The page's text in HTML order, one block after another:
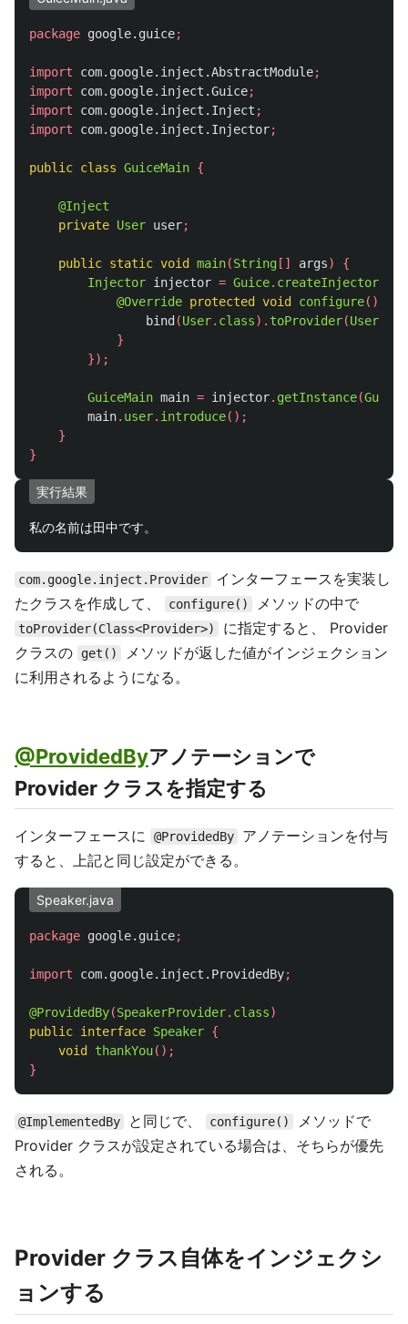
package google.guice;
import com.google.inject.AbstractModule;
import
com.google.inject.Guice;
import
com.google.inject.Inject ;
import
com.google.inject.Injector;
public class GuiceMain {
@Inject
private User user;
public static void main(String [] args)
{
Injector injector = Guice. createInjector
@Override protected void configure()
bind (User. class). toProvider(
}
});
GuiceMain main = injector. getInstance(
main. user. introduce();
}
}
実行結果
com.google.inject.Provider
インターフェースを実装し
たクラスを作成して、
configure() メソッドの中で
toProvider(Class<Provider>)
に指定すると、 Provider
クラスの
get()
メソッドが返した値がインジェクション
に利用されるようになる。
@ProvidedByアノテーションで
Provider クラスを指定する
インターフェースに @ProvidedBy
アノテーションを付与
すると、上記と同じ設定ができる。
Speaker.java
package google.guice;
import com.google.inject.ProvidedBy;
@ProvidedBy(SpeakerProvider. class)
public interface Speaker {
void
thankYou();
}
@ImplementedBy と同じで、 configure()
メソッドで
Provider クラスが設定されている場合は、そちらが優先
される。
Provider クラス自体をインジェクシ
ョンする